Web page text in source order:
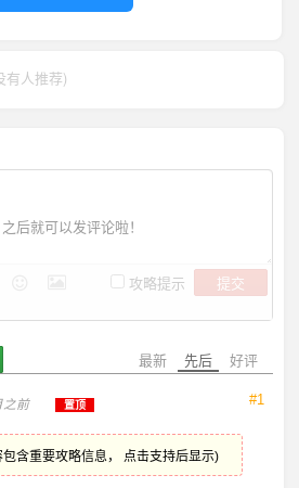
有人推荐)
之后就可以发评论啦！
攻略提示
提交
最新 先后 好评
#1
之前 置顶
包含重要攻略信息， 点击支持后显示)